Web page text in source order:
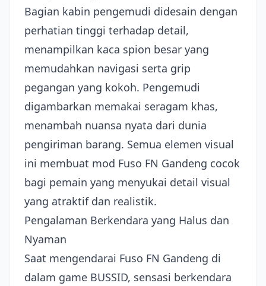
Bagian kabin pengemudi didesain dengan
perhatian tinggi terhadap detail,
menampilkan kaca spion besar yang
memudahkan navigasi serta grip
pegangan yang kokoh. Pengemudi
digambarkan memakai seragam khas,
menambah nuansa nyata dari dunia
pengiriman barang. Semua elemen visual
ini membuat mod Fuso FN Gandeng cocok
bagi pemain yang menyukai detail visual
yang atraktif dan realistik.
Pengalaman Berkendara yang Halus dan
Nyaman
Saat mengendarai Fuso FN Gandeng di
dalam game BUSSID, sensasi berkendara